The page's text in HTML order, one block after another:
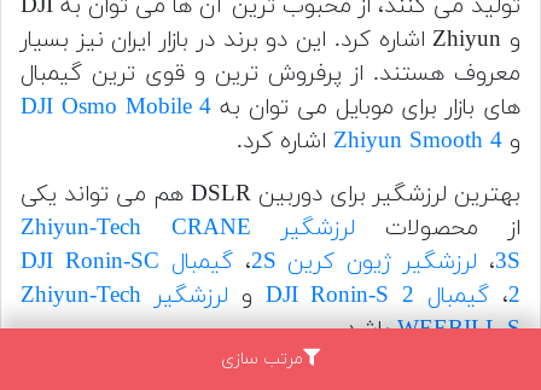
مرتب سازی
و Zhiyun اشاره کرد. این دو برند در بازار ایران نیز بسیار
معروف هستند. از پرفروش ترین و قوی ترین گیمبال
های بازار برای موبایل می توان به DJI Osmo Mobile 4
و Zhiyun Smooth 4 اشاره کرد.
بهترین لرزشگیر برای دوربین DSLR هم می تواند یکی
از محصولات
لرزشگیر Zhiyun-Tech CRANE
3S، لرزشگیر ژیون کرین 2S ،
گیمبال DJI Ronin-SC
2، گیمبال DJI Ronin-S 2 و
لرزشگیر Zhiyun-Tech
WEEBILL-Sباشد.